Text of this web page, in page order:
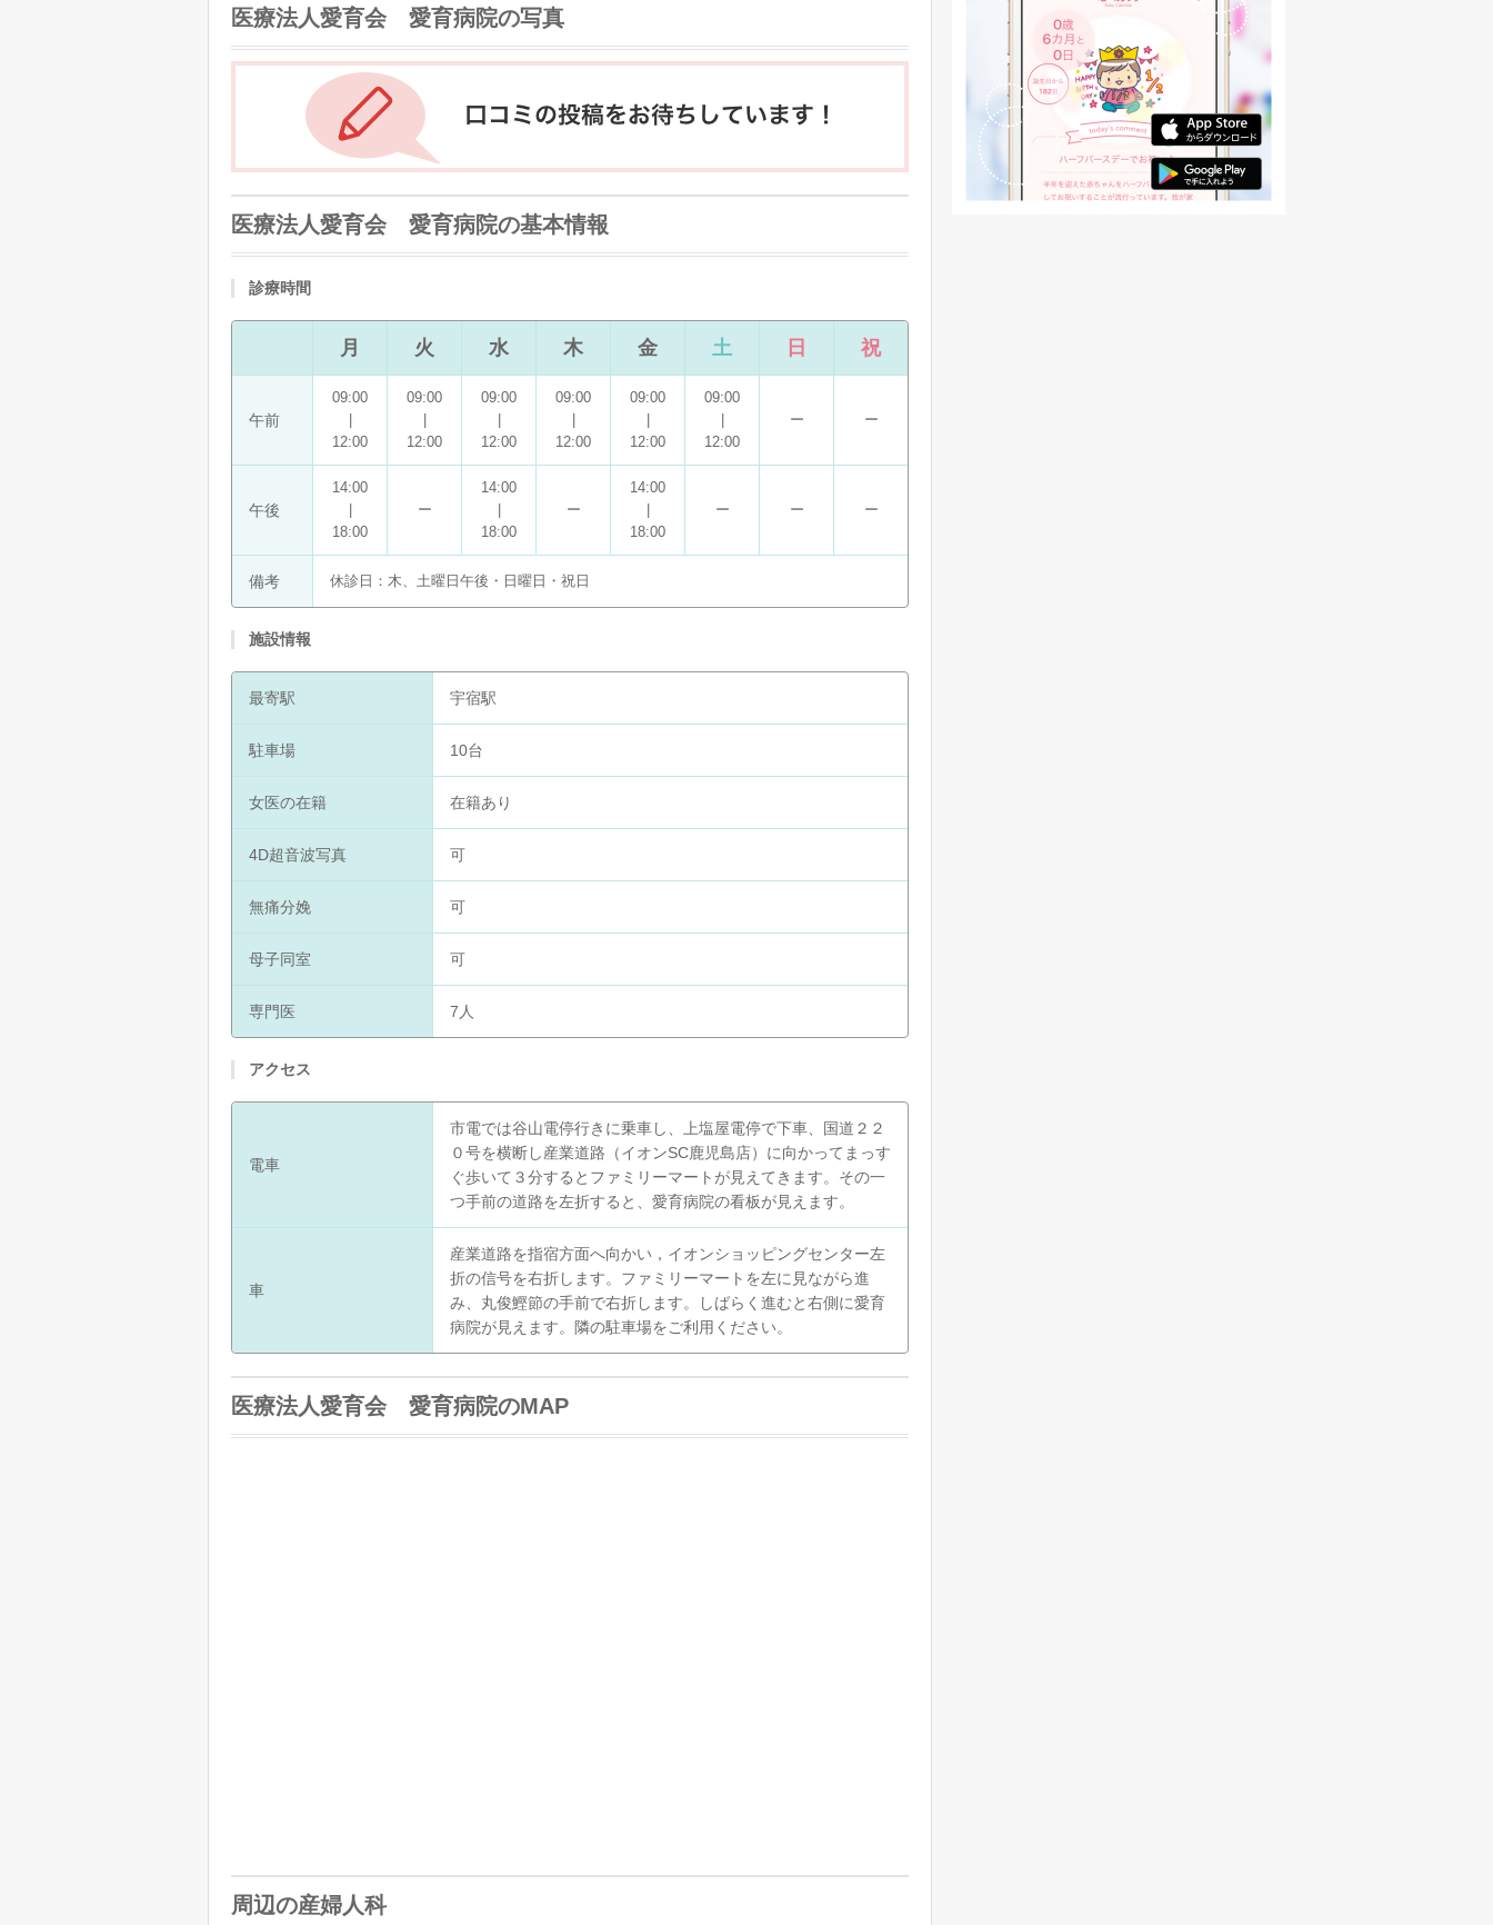
医療法人愛育会 愛育病院の写真
医療法人愛育会 愛育病院の基本情報
診療時間
月 火 水 木 金 土 日 祝
午前
09:00
12:00
09:00
12:00
09:00
12:00
09:00
12:00
09:00
12:00
09:00
12:00
ー ー
午後
14:00
18:00
ー
14:00
18:00
ー
14:00
18:00
ー ー ー
備考 休診日：木、土曜日午後・日曜日・祝日
施設情報
最寄駅 宇宿駅
駐車場 10台
女医の在籍 在籍あり
4D超音波写真 可
無痛分娩 可
母子同室 可
専門医 7人
アクセス
電車
市電では谷山電停行きに乗車し、上塩屋電停で下車、国道２２
０号を横断し産業道路（イオンSC鹿児島店）に向かってまっす
ぐ歩いて３分するとファミリーマートが見えてきます。その一
つ手前の道路を左折すると、愛育病院の看板が見えます。
車
産業道路を指宿方面へ向かい，イオンショッピングセンター左
折の信号を右折します。ファミリーマートを左に見ながら進
み、丸俊鰹節の手前で右折します。しばらく進むと右側に愛育
病院が見えます。隣の駐車場をご利用ください。
医療法人愛育会 愛育病院のMAP
周辺の産婦人科